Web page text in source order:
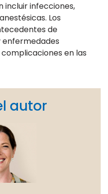
incluir infecciones,
Los
de
en las
autor